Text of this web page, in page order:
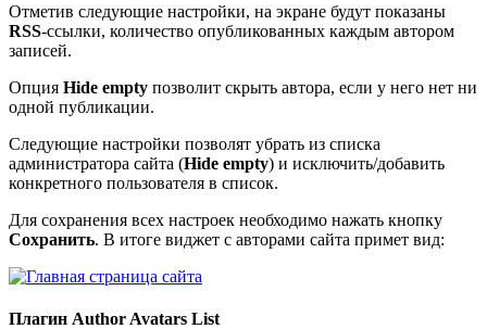
Отметив следующие настройки, на экране будут показаны
RSS-ссылки, количество опубликованных каждым автором
записей.
Опция Hide empty позволит скрыть автора, если у него нет ни
одной публикации.
Следующие настройки позволят убрать из списка
администратора сайта (Hide empty) и исключить/добавить
конкретного пользователя в список.
Для сохранения всех настроек необходимо нажать кнопку
Сохранить. В итоге виджет с авторами сайта примет вид:
Плагин Author Avatars List